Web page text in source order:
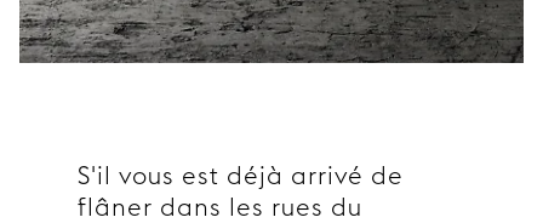
S'il vous est déjà arrivé de
flâner dans les rues du